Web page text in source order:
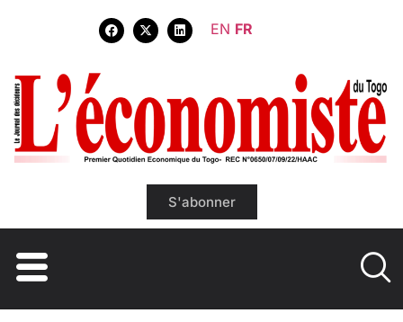
EN FR
S'abonner